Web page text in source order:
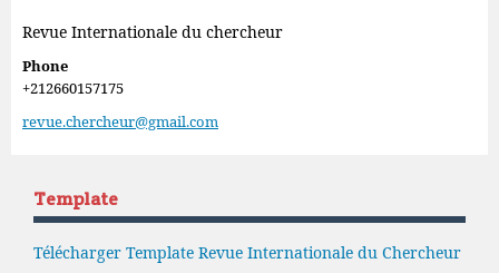
Revue Internationale du chercheur
Phone
+212660157175
revue.chercheur@gmail.com
Template
Télécharger Template Revue Internationale du Chercheur